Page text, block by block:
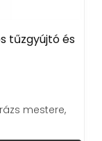
tűzgyújtó és
mestere,